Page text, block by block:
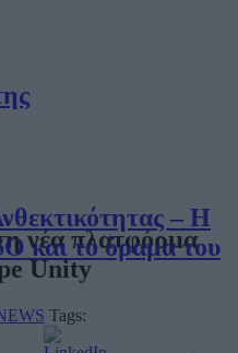
– Η
και το όραμα του
νέα πλατφόρμα
Unity
Tags: